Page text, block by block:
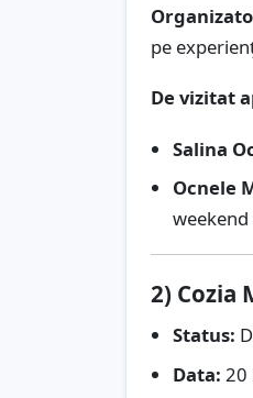
pe
De vizitat
Salina
Ocnele
2) Cozia
Status:
Data: 20